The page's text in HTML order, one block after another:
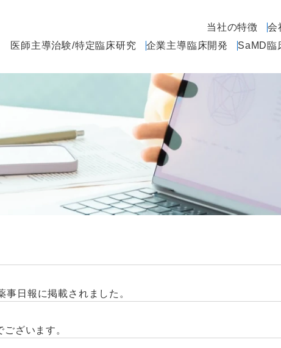
当社の特徴
会
医師主導治験/特定臨床研究
企業主導臨床開発 SaMD臨
日報に掲載されました。
ざいます。